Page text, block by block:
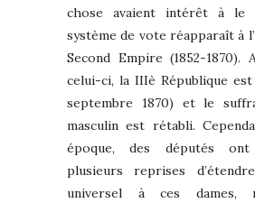
chose avaient intérêt à le
système de vote réapparaît à
Second Empire (1852-1870).
celui-ci, la IIIè République
septembre 1870) et le
masculin est rétabli.
époque, des députés
plusieurs reprises
universel à ces dames,